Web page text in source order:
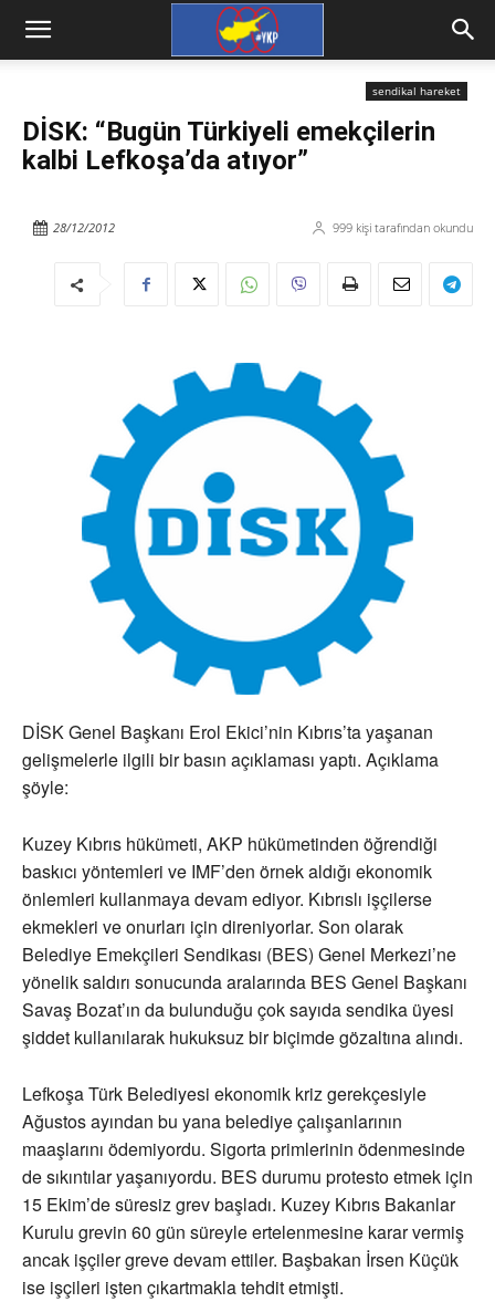
sendikal hareket
DİSK: “Bugün Türkiyeli emekçilerin
kalbi Lefkoşa’da atıyor”
999 kişi tarafından okundu
28/12/2012
DİSK Genel Başkanı Erol Ekici’nin Kıbrıs’ta yaşanan
gelişmelerle ilgili bir basın açıklaması yaptı. Açıklama
şöyle:
Kuzey Kıbrıs hükümeti, AKP hükümetinden öğrendiği
baskıcı yöntemleri ve IMF’den örnek aldığı ekonomik
önlemleri kullanmaya devam ediyor. Kıbrıslı işçilerse
ekmekleri ve onurları için direniyorlar. Son olarak
Belediye Emekçileri Sendikası (BES) Genel Merkezi’ne
yönelik saldırı sonucunda aralarında BES Genel Başkanı
Savaş Bozat’ın da bulunduğu çok sayıda sendika üyesi
şiddet kullanılarak hukuksuz bir biçimde gözaltına alındı.
Lefkoşa Türk Belediyesi ekonomik kriz gerekçesiyle
Ağustos ayından bu yana belediye çalışanlarının
maaşlarını ödemiyordu. Sigorta primlerinin ödenmesinde
de sıkıntılar yaşanıyordu. BES durumu protesto etmek için
15 Ekim’de süresiz grev başladı. Kuzey Kıbrıs Bakanlar
Kurulu grevin 60 gün süreyle ertelenmesine karar vermiş
ancak işçiler greve devam ettiler. Başbakan İrsen Küçük
ise işçileri işten çıkartmakla tehdit etmişti.